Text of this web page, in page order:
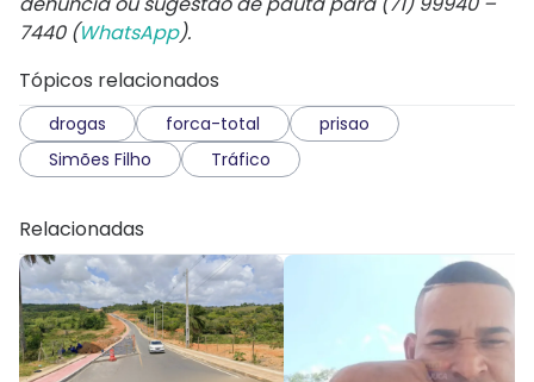
7440 (WhatsApp).
Tópicos relacionados
drogas forca-total
prisao
Simões Filho
Tráfico
Relacionadas